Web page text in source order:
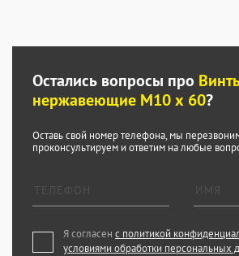
Остались вопросы про
нержавеющие М10 х 60?
Оставь свой номер телефона, мы
проконсультируем и ответим на любые
Я согласен с политикой
условиями обработки персональных